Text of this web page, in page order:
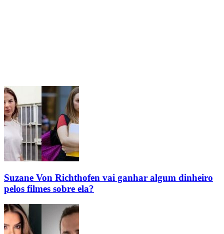
Suzane Von Richthofen vai ganhar algum dinheiro
pelos filmes sobre ela?